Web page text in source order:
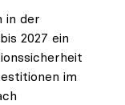
in der
2027 ein
im